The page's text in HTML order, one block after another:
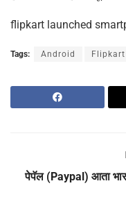
flipkart launched
Tags: Android Flipkart
पेपॅल (Paypal) आता